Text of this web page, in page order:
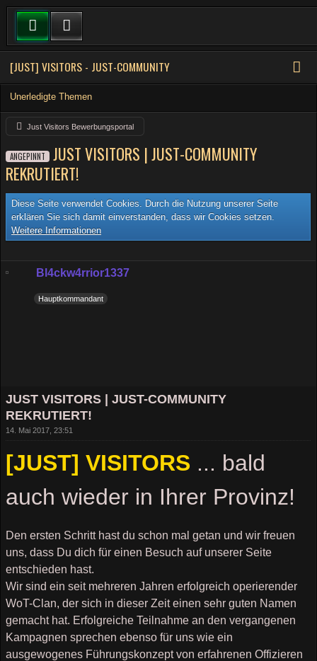
[JUST] VISITORS - JUST-COMMUNITY
Unerledigte Themen
Just Visitors Bewerbungsportal
ANGEPINNT
JUST VISITORS | JUST-COMMUNITY
REKRUTIERT!
Diese Seite verwendet Cookies. Durch die Nutzung unserer Seite
erklären Sie sich damit einverstanden, dass wir Cookies setzen.
Weitere Informationen
Bl4ckw4rrior1337
Hauptkommandant
JUST VISITORS | JUST-COMMUNITY
REKRUTIERT!
14. Mai 2017, 23:51
[JUST] VISITORS ... bald
auch wieder in Ihrer Provinz!
Den ersten Schritt hast du schon mal getan und wir freuen
uns, dass Du dich für einen Besuch auf unserer Seite
entschieden hast.
Wir sind ein seit mehreren Jahren erfolgreich operierender
WoT-Clan, der sich in dieser Zeit einen sehr guten Namen
gemacht hat. Erfolgreiche Teilnahme an den vergangenen
Kampagnen sprechen ebenso für uns wie ein
ausgewogenes Führungskonzept von erfahrenen Offizieren